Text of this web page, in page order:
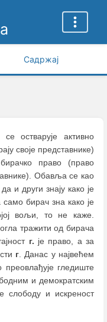
Садржај
остварује активно
своје представнике)
право (право
Обавља се као
и други знају како је
само бирач зна како је
вољи, то не каже.
тражити од бирача
г. је право, а за
г. Данас у највећем
преовлађује гледиште
и демократским
слободу и искреност